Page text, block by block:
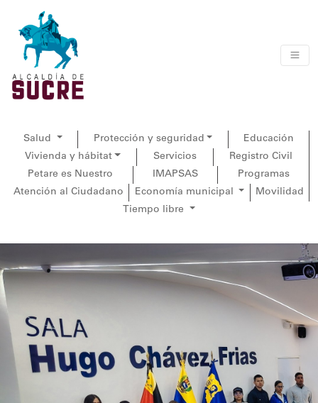
Salud Protección y seguridad
Educación
Vivienda y hábitat
Servicios
Registro Civil
Petare es Nuestro
IMAPSAS
Programas
Atención al Ciudadano
Economía municipal
Movilidad
Tiempo libre